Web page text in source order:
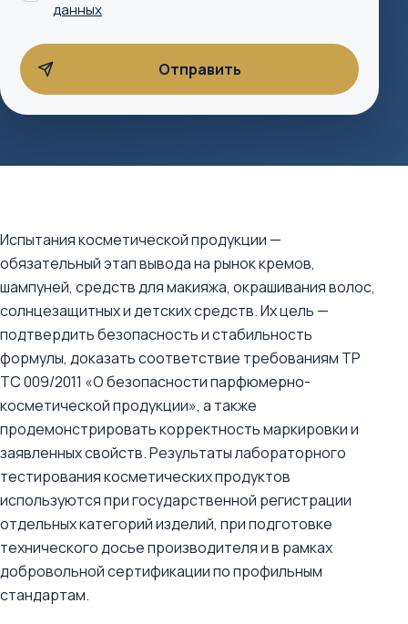
данных
Испытания косметической продукции —
обязательный этап вывода на рынок кремов,
шампуней, средств для макияжа, окрашивания волос,
солнцезащитных и детских средств. Их цель —
подтвердить безопасность и стабильность
формулы, доказать соответствие требованиям ТР
ТС 009/2011 «О безопасности парфюмерно-
косметической продукции», а также
продемонстрировать корректность маркировки и
заявленных свойств. Результаты лабораторного
тестирования косметических продуктов
используются при государственной регистрации
отдельных категорий изделий, при подготовке
технического досье производителя и в рамках
добровольной сертификации по профильным
стандартам.